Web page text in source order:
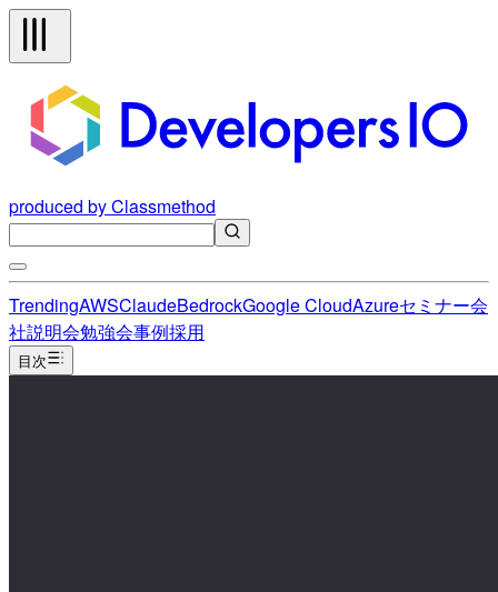
produced by Classmethod
TrendingAWSClaudeBedrockGoogle CloudAzureセミナー会
社説明会勉強会事例採用
目次